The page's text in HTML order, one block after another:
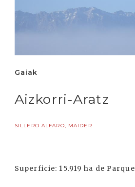
Gaiak
Aizkorri-Aratz
SILLERO ALFARO, MAIDER
Superficie: 15.919 ha de